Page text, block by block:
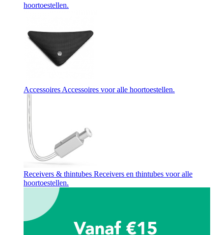
hoortoestellen.
Accessoires Accessoires voor alle hoortoestellen.
Receivers & thintubes Receivers en thintubes voor alle
hoortoestellen.